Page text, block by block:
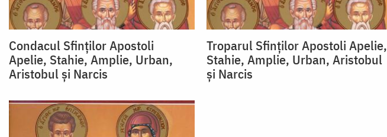
Condacul Sfinţilor Apostoli
Apelie, Stahie, Amplie, Urban,
Aristobul şi Narcis
Troparul Sfinţilor Apostoli Apelie,
Stahie, Amplie, Urban, Aristobul
şi Narcis